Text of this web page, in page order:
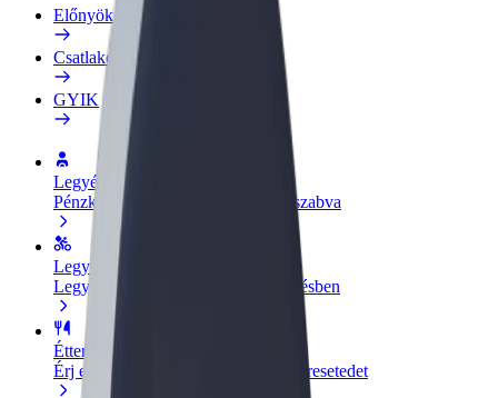
Előnyök
Csatlakozás
GYIK
Legyél sofőr
Pénzkereseti lehetőség igényeidre szabva
Legyél futár
Legyél futár és részesülj heti kifizetésben
Étterem vagy üzlet hozzáadása
Érj el több felhasználót és növeld keresetedet